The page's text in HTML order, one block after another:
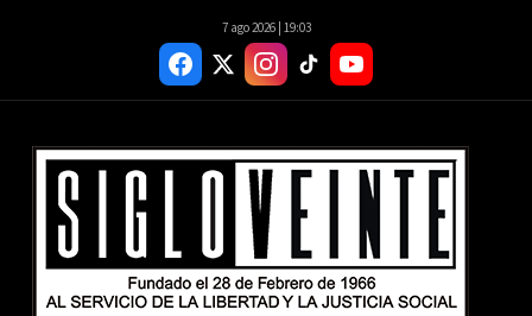
7 ago 2026 | 19:03